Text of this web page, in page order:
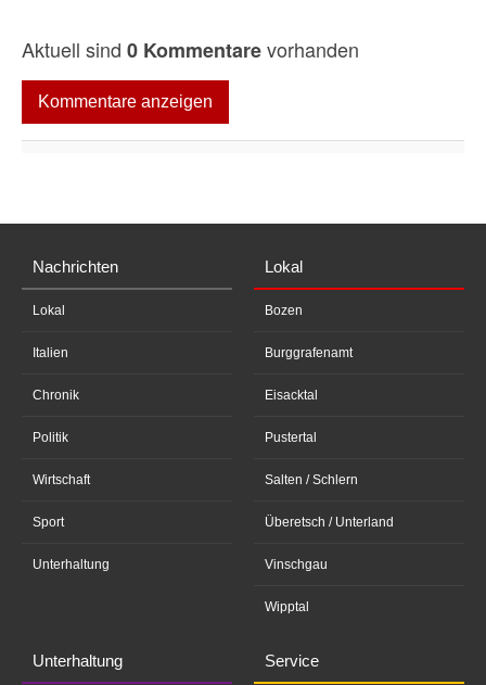
Aktuell sind 0 Kommentarevorhanden
Kommentare anzeigen
Nachrichten
Lokal
Italien
Chronik
Politik
Wirtschaft
Sport
Unterhaltung
Lokal
Bozen
Burggrafenamt
Eisacktal
Pustertal
Salten / Schlern
Überetsch / Unterland
Vinschgau
Wipptal
Unterhaltung Service